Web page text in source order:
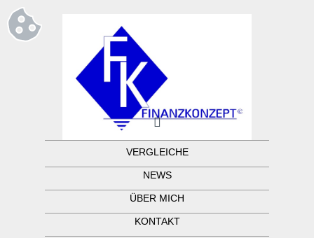
VERGLEICHE
NEWS
ÜBER MICH
KONTAKT